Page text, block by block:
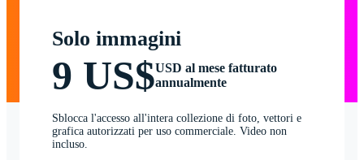
Solo immagini
9 US$USD al mese fatturato
annualmente
Sblocca l'accesso all'intera collezione di foto, vettori e
grafica autorizzati per uso commerciale. Video non
incluso.